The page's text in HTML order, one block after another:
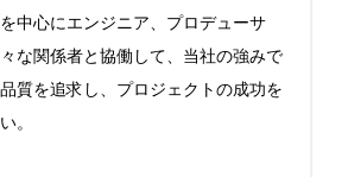
中心にエンジニア、プロデューサ
な関係者と協働して、当社の強みで
質を追求し、プロジェクトの成功を
。